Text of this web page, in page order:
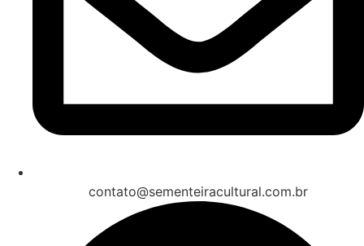
contato@sementeiracultural.com.br